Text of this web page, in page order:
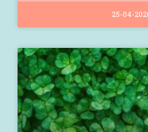
25-04-